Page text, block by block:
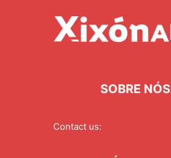
SOBRE NÓS
Contact us: